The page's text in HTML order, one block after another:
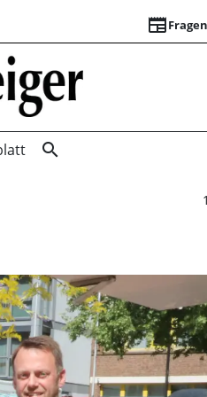
newspaper
search